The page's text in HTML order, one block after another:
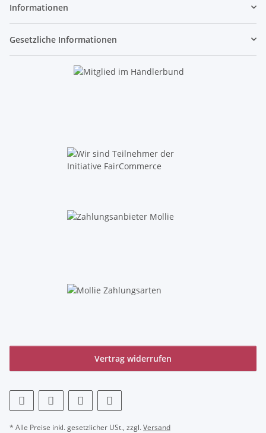
Informationen
Gesetzliche Informationen
Vertrag widerrufen
* Alle Preise inkl. gesetzlicher USt., zzgl.Versand